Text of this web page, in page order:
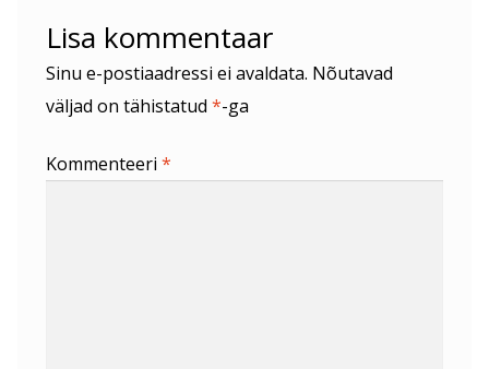
Lisa kommentaar
Sinu e-postiaadressi ei avaldata. Nõutavad
väljad on tähistatud *-ga
Kommenteeri *